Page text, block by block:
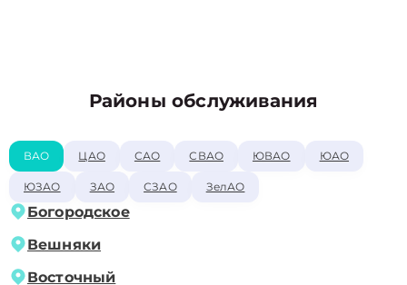
Районы обслуживания
ВАО ЦАО САО СВАО ЮВАО ЮАО
ЮЗАО ЗАО СЗАО ЗелАО
Богородское
Вешняки
Восточный